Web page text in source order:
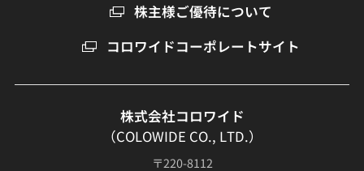
株主様ご優待について
コロワイドコーポレートサイト
株式会社コロワイド
（COLOWIDE CO., LTD.）
〒220-8112